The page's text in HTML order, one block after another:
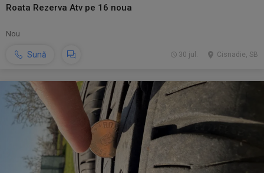
Roata Rezerva Atv pe 16 noua
Nou
Sună Cisnadie, SB
30 jul.